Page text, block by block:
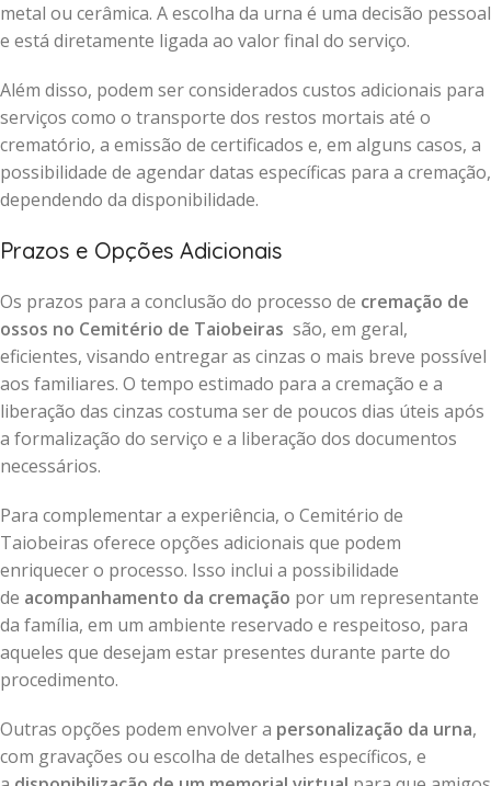
metal ou cerâmica. A escolha da urna é uma decisão pessoal
e está diretamente ligada ao valor final do serviço.
Além disso, podem ser considerados custos adicionais para
serviços como o transporte dos restos mortais até o
crematório, a emissão de certificados e, em alguns casos, a
possibilidade de agendar datas específicas para a cremação,
dependendo da disponibilidade.
Prazos e Opções Adicionais
Os prazos para a conclusão do processo de cremação de
ossos no Cemitério de Taiobeiras são, em geral,
eficientes, visando entregar as cinzas o mais breve possível
aos familiares. O tempo estimado para a cremação e a
liberação das cinzas costuma ser de poucos dias úteis após
a formalização do serviço e a liberação dos documentos
necessários.
Para complementar a experiência, o Cemitério de
Taiobeiras oferece opções adicionais que podem
enriquecer o processo. Isso inclui a possibilidade
de acompanhamento da cremação por um representante
da família, em um ambiente reservado e respeitoso, para
aqueles que desejam estar presentes durante parte do
procedimento.
Outras opções podem envolver a personalização da urna,
com gravações ou escolha de detalhes específicos, e